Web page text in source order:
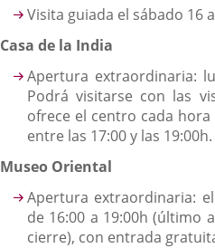
Visita guiada el sábado 16
Casa de la India
Apertura extraordinaria:
Podrá visitarse con las
ofrece el centro cada hora
entre las 17:00 y las 19:00h.
Museo Oriental
Apertura extraordinaria:
de 16:00 a 19:00h (último
cierre), con entrada